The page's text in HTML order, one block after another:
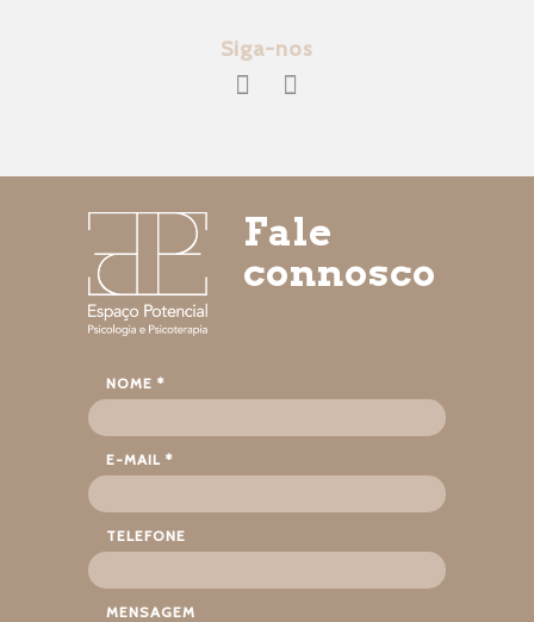
Siga-nos
Fale
connosco
NOME *
E-MAIL *
TELEFONE
MENSAGEM